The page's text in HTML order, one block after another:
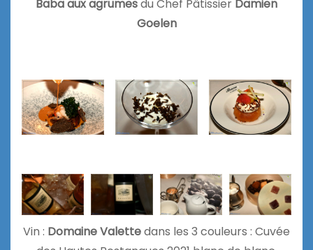
Baba aux agrumesdu Chef Pâtissier Damien
Goelen
Vin : Domaine Valettedans les 3 couleurs : Cuvée